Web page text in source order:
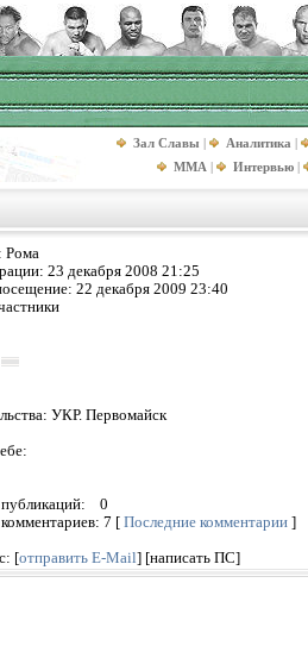
Зал Славы | Аналитика |
MMA | Интервью |
Рома
23 декабря 2008 21:25
22 декабря 2009 23:40
УКР. Первомайск
публикаций: 0
7 [ Последние комментарии ]
[отправить E-Mail] [написать ПС]